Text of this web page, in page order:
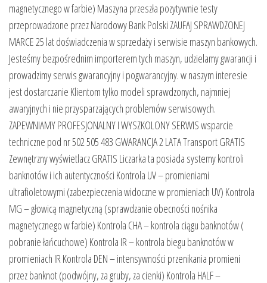
magnetycznego w farbie) Maszyna przeszła pozytywnie testy
przeprowadzone przez Narodowy Bank Polski ZAUFAJ SPRAWDZONEJ
MARCE 25 lat doświadczenia w sprzedaży i serwisie maszyn bankowych.
Jesteśmy bezpośrednim importerem tych maszyn, udzielamy gwarancji i
prowadzimy serwis gwarancyjny i pogwarancyjny. w naszym interesie
jest dostarczanie Klientom tylko modeli sprawdzonych, najmniej
awaryjnych i nie przysparzających problemów serwisowych.
ZAPEWNIAMY PROFESJONALNY I WYSZKOLONY SERWIS wsparcie
techniczne pod nr 502 505 483 GWARANCJA 2 LATA Transport GRATIS
Zewnętrzny wyświetlacz GRATIS Liczarka ta posiada systemy kontroli
banknotów i ich autentyczności Kontrola UV – promieniami
ultrafioletowymi (zabezpieczenia widoczne w promieniach UV) Kontrola
MG – głowicą magnetyczną (sprawdzanie obecności nośnika
magnetycznego w farbie) Kontrola CHA – kontrola ciągu banknotów (
pobranie łańcuchowe) Kontrola IR – kontrola biegu banknotów w
promieniach IR Kontrola DEN – intensywności przenikania promieni
przez banknot (podwójny, za gruby, za cienki) Kontrola HALF –